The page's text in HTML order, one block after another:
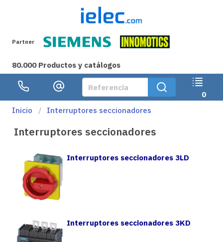
Partner
80.000 Productos y catálogos
0
Inicio Interruptores seccionadores
Interruptores seccionadores
Interruptores seccionadores 3LD
Interruptores seccionadores 3KD